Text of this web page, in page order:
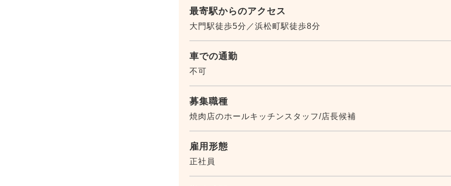
最寄駅からのアクセス
大門駅徒歩5分／浜松町駅徒歩8分
車での通勤
不可
募集職種
焼肉店のホールキッチンスタッフ/店長候補
雇用形態
正社員